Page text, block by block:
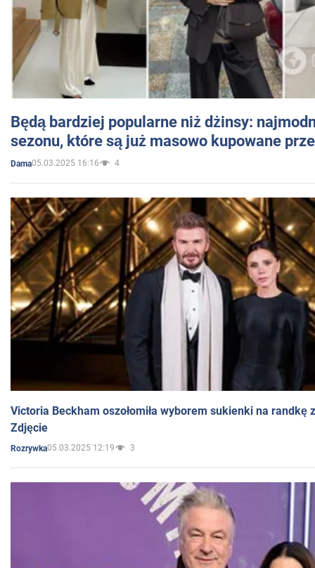
Będą bardziej popularne niż dżinsy:
sezonu, które są już masowo kupowane
Dama05.03.2025 16:16 4
Victoria Beckham oszołomiła wyborem sukienki na randkę
Zdjęcie
Rozrywka05.03.2025 12:19 3